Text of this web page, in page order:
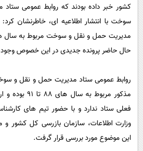
باشگاه مغز
اقتصاد
ورزش
فناوری
محیط زیست
عصر ایران 2
خواندنی ها و دیدنی ها
روانشناسی
آشپزی
آموزش زبان
کشور خبر داده بودند که روابط عمومی
سوخت با انتشار اطلاعیه ای، خاطرنشان
مدیریت حمل و نقل و سوخت مربوط به سال
حال حاضر پرونده جدیدی در این خصوص وجود
روابط عمومی ستاد مدیریت حمل و نقل و
مذکور مربوط به
فعلی ستاد ندارد و با حضور تیم های
وزارت اطلاعات، سازمان بازرسی کل کشور
این موضوع مورد بررسی قرار گرفت.